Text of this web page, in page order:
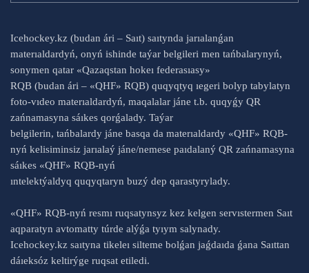
Icehockey.kz (budan ári – Saıt) saıtynda jarıalanǵan
materıaldardyń, onyń ishinde taýar belgileri men tańbalarynyń,
sonymen qatar «Qazaqstan hokeı federasıasy»
RQB (budan ári – «QHF» RQB) quqyqtyq ıegeri bolyp tabylatyn
foto-vıdeo materıaldardyń, maqalalar jáne t.b. quqyǵy QR
zańnamasyna sáıkes qorǵalady. Taýar
belgilerin, tańbalardy jáne basqa da materıaldardy «QHF» RQB-
nyń kelisiminsiz jarıalaý jáne/nemese paıdalaný QR zańnamasyna
sáıkes «QHF» RQB-nyń
ıntelektýaldyq quqyqtaryn buzý dep qarastyrylady.
«QHF» RQB-nyń resmı ruqsatynsyz kez kelgen servıstermen Saıt
aqparatyn avtomatty túrde alýǵa tyıym salynady.
Icehockey.kz saıtyna tikeleı silteme bolǵan jaǵdaıda ǵana Saıttan
dáıeksóz keltirýge ruqsat etiledi.